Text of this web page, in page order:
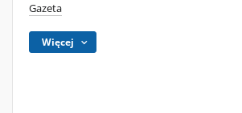
Gazeta
Więcej